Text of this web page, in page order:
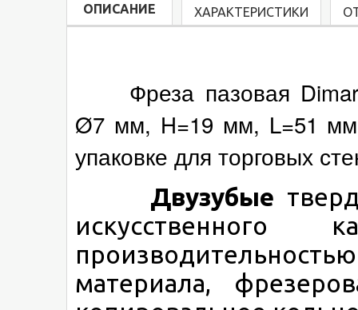
ОПИСАНИЕ ХАРАКТЕРИСТИКИ
Фреза пазовая Dimar
Ø7 мм, H=19 мм, L=51 мм,
упаковке для торговых
Двузубые
материала,